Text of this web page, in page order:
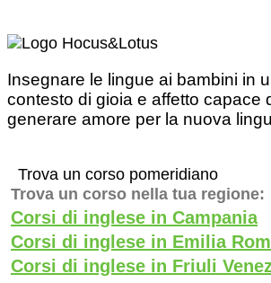
Insegnare le lingue ai bambini in
contesto di gioia e affetto capace
generare amore per la nuova
Trova un corso pomeridiano
Trova un corso nella tua regione:
Corsi di inglese in Campania
Corsi di inglese in Emilia
Corsi di inglese in Friuli